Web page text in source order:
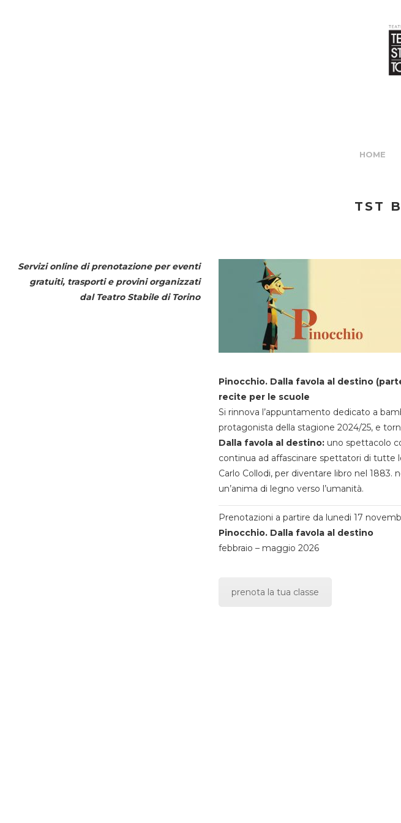
HOME
TST
Servizi online di prenotazione per eventi
gratuiti, trasporti e provini organizzati
dal Teatro Stabile di Torino
Pinocchio. Dalla favola al destino
recite per le scuole
Si rinnova l’appuntamento dedicato a
protagonista della stagione 2024/25, e
Dalla favola al destino:uno spettacolo
continua ad affascinare spettatori di tutte
Carlo Collodi, per diventare libro nel 1883.
un’anima di legno verso l’umanità.
Prenotazioni a partire da lunedi 17
Pinocchio. Dalla favola al destino
febbraio – maggio 2026
prenota la tua classe